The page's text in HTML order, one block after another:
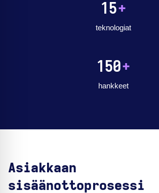
15+
teknologiat
150+
hankkeet
Asiakkaan
sisäänottoprosessi